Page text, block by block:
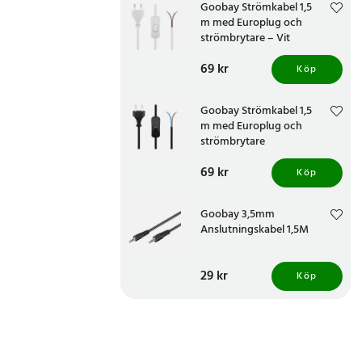
Goobay Strömkabel 1,5
m med Europlug och
strömbrytare – Vit
Pris:69 kr
69 kr Köp
Goobay Strömkabel 1,5
m med Europlug och
strömbrytare
Pris:69 kr
69 kr Köp
Goobay 3,5mm
Anslutningskabel 1,5M
Pris:29 kr
29 kr Köp